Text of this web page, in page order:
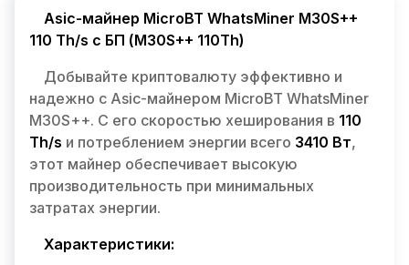
Asic-майнер MicroBT WhatsMiner M30S++
110 Th/s с БП (M30S++ 110Th)
Добывайте криптовалюту эффективно и
надежно с Asic-майнером MicroBT WhatsMiner
M30S++. С его скоростью хеширования в 110
Th/s и потреблением энергии всего 3410 Вт,
этот майнер обеспечивает высокую
производительность при минимальных
затратах энергии.
Характеристики: